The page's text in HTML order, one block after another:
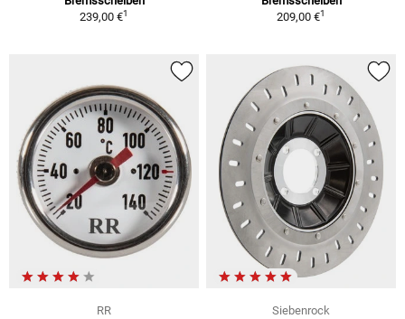
239,00 €1
209,00 €1
RR
Siebenrock